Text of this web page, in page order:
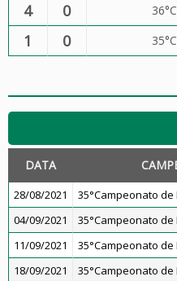
4 0
1 0
DATA
28/08/2021 35°Campeonato
04/09/2021
35°Campeonato
11/09/2021
35°Campeonato
18/09/2021
35°Campeonato